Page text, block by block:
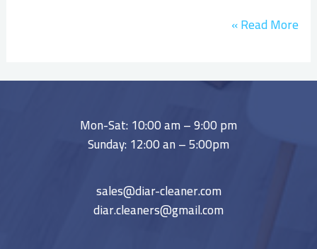
Read More »
Mon-Sat: 10:00 am – 9:00 pm
Sunday: 12:00 an – 5:00pm
sales@diar-cleaner.com
diar.cleaners@gmail.com